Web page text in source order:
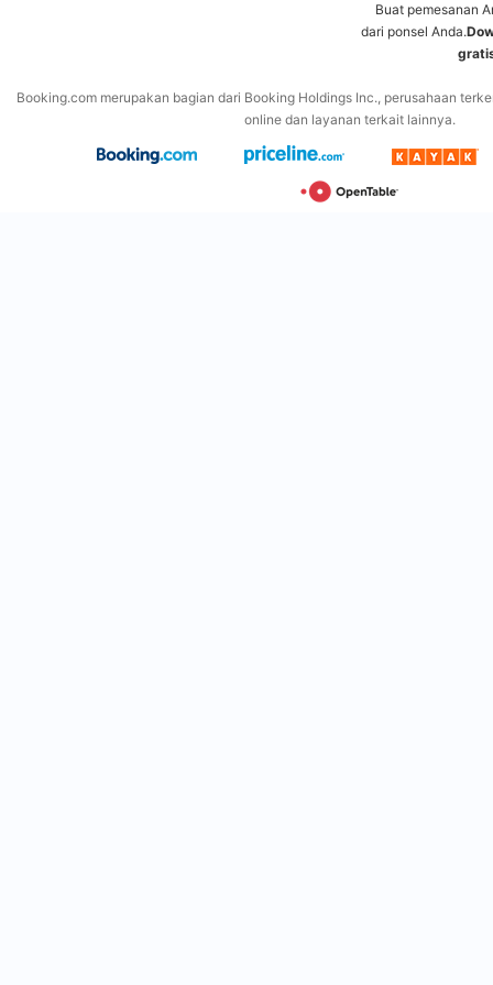
Buat pemesanan
dari ponsel Anda.
Booking.com merupakan bagian dari Booking Holdings Inc., perusahaan
online dan layanan terkait lainnya.